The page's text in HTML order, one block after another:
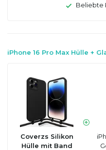
Beliebte
iPhone 16 Pro Max Hülle +
Coverzs Silikon
Hülle mit Band